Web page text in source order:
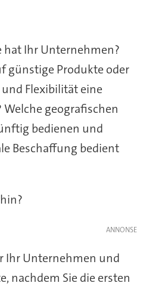
hat Ihr Unternehmen?
günstige Produkte oder
Flexibilität eine
geografischen
bedienen und
Beschaffung bedient
Ihr Unternehmen und
nachdem Sie die ersten